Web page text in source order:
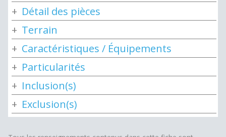
Détail des pièces
Terrain
Caractéristiques / Équipements
Particularités
Inclusion(s)
Exclusion(s)